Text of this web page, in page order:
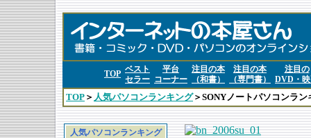
TOP ベスト
セラー
平台
コーナー
注目の本
（和書）
注目の本
（専門書）
注目の
DVD・
TOP ＞ 人気パソコンランキング＞SONYノートパソコンラン
人気パソコンランキング